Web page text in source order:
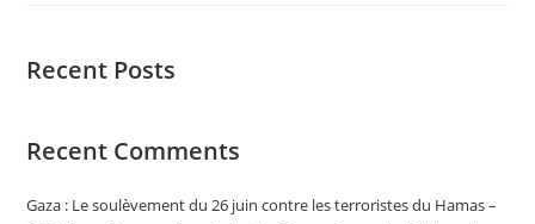
Recent Posts
Recent Comments
Gaza : Le soulèvement du 26 juin contre les terroristes du Hamas –